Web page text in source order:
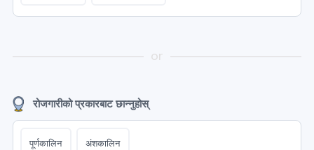
or
रोजगारीको प्रकारबाट छान्नुहोस्
पूर्णकालिन अंशकालिन